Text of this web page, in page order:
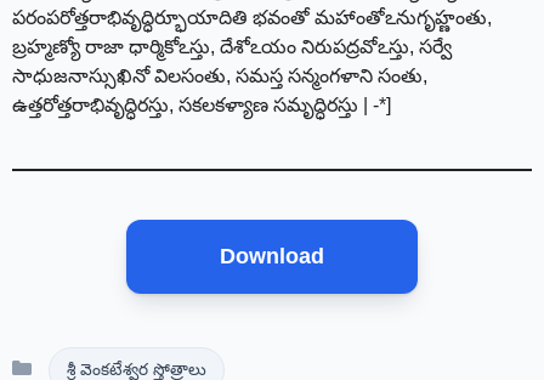
పరంపరోత్తరాభివృద్ధిర్భూయాదితి భవంతో మహాంతోఽనుగృహ్ణంతు,
బ్రహ్మణ్యో రాజా ధార్మికోఽస్తు, దేశోఽయం నిరుపద్రవోఽస్తు, సర్వే
సాధుజనాస్సుఖినో విలసంతు, సమస్త సన్మంగళాని సంతు,
ఉత్తరోత్తరాభివృద్ధిరస్తు, సకలకళ్యాణ సమృద్ధిరస్తు | -*]
Download
Categories
శ్రీ వెంకటేశ్వర స్తోత్రాలు